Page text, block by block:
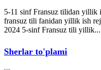
5-11 sinf Fransuz tilidan yillik
fransuz tili fanidan yillik ish
2024 5-sinf Fransuz tili yillik...
Sherlar to'plami